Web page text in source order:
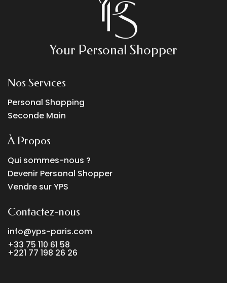
Your Personal Shopper
Nos Services
Personal Shopping
Seconde Main
À Propos
Qui sommes-nous ?
Devenir Personal Shopper
Vendre sur YPS
Contactez-nous
info@yps-paris.com
+33 75 110 61 58
+221 77 198 26 26